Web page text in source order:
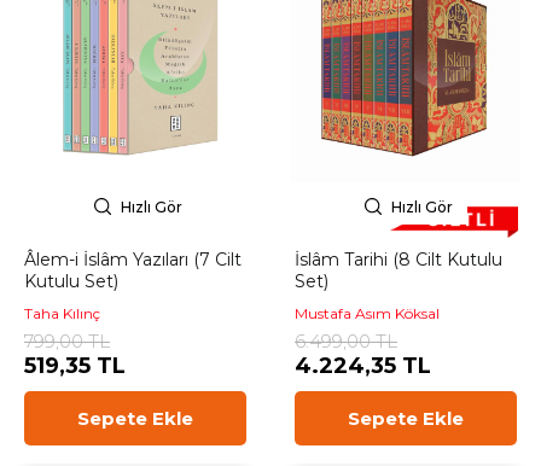
Hızlı Gör
Âlem-i İslâm Yazıları (7 Cilt
Kutulu Set)
Taha Kılınç
799,00 TL
519,35 TL
Sepete Ekle
Hızlı Gör
İslâm Tarihi (8 Cilt Kutulu
Set)
Mustafa Asım Köksal
6.499,00 TL
4.224,35 TL
Sepete Ekle